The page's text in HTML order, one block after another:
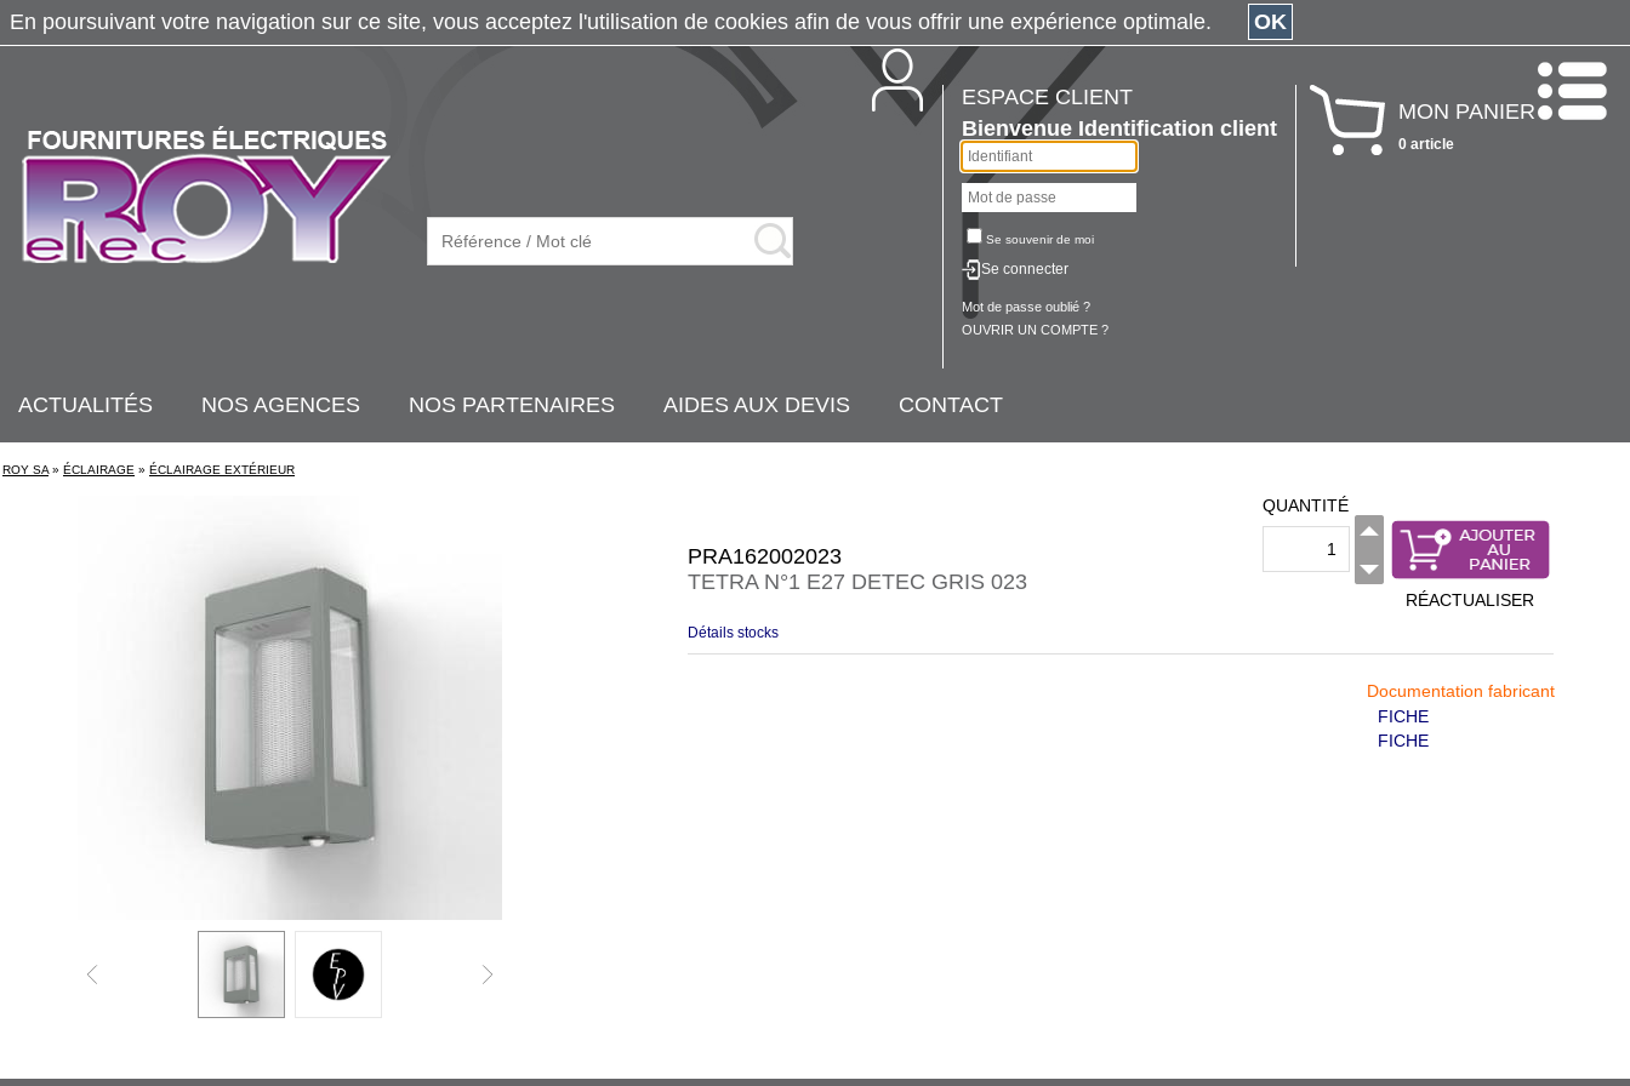
ESPACE CLIENT
Bienvenue Identification client
Se souvenir de moi
Se connecter
Mot de passe oublié ?
OUVRIR UN COMPTE ?
MON PANIER
0 article
ACTUALITÉS NOS AGENCES NOS PARTENAIRES AIDES AUX DEVIS CONTACT
ROY SA » ÉCLAIRAGE » ÉCLAIRAGE EXTÉRIEUR
PRA162002023
TETRA N°1 E27 DETEC GRIS 023
QUANTITÉ
RÉACTUALISER
Détails stocks
Documentation fabricant
FICHE
FICHE
En poursuivant votre navigation sur ce site, vous acceptez l'utilisation de cookies afin de vous offrir une expérience optimale. OK